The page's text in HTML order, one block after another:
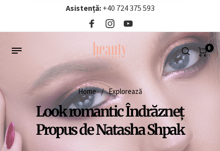
Asistență: +40 724 375 593‬
0
Home / Explorează
Look romantic Îndrăzneț
Propus de Natasha Shpak